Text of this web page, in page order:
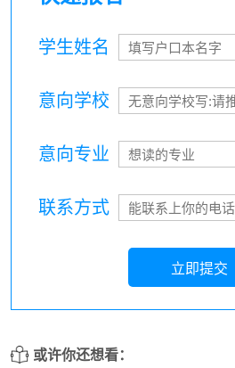
学生姓名
意向学校
意向专业
联系方式
立即提交
或许你还想看：